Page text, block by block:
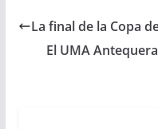
La final de la Copa
El UMA